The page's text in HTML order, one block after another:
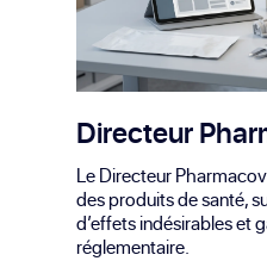
Directeur
Le Directeur
des produits de santé,
d’effets indésirables et
réglementaire.